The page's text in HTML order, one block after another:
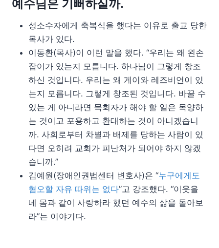
예수님은 기뻐하실까.
성소수자에게 축복식을 했다는 이유로 출교 당한
목사가 있다.
이동환(목사)이 이런 말을 했다. “우리는 왜 왼손
잡이가 있는지 모릅니다. 하나님이 그렇게 창조
하신 것입니다. 우리는 왜 게이와 레즈비언이 있
는지 모릅니다. 그렇게 창조된 것입니다. 바꿀 수
있는 게 아니라면 목회자가 해야 할 일은 목양하
는 것이고 포용하고 환대하는 것이 아니겠습니
까. 사회로부터 차별과 배제를 당하는 사람이 있
다면 오히려 교회가 피난처가 되어야 하지 않겠
습니까.”
김예원(장애인권법센터 변호사)은 “누구에게도
혐오할 자유 따위는 없다”고 강조했다. “이웃을
네 몸과 같이 사랑하라 했던 예수의 삶을 돌아보
라”는 이야기다.